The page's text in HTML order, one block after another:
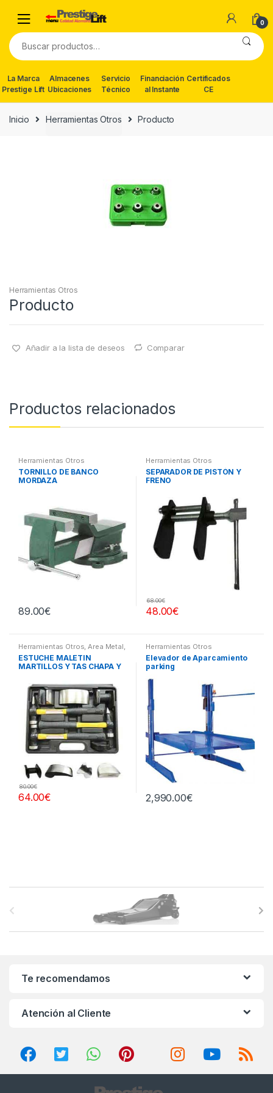
navigation
content
0
Buscar
por:
La Marca
Prestige Lift
Almacenes
Ubicaciones
Servicio
Técnico
Financiación
al Instante
Certificados
CE
Inicio Herramientas Otros Producto
Herramientas Otros
Producto
Añadir a la lista de deseos Comparar
Productos relacionados
Herramientas Otros
TORNILLO DE BANCO
MORDAZA
89.00€
Herramientas Otros
SEPARADOR DE PISTÓN Y
FRENO
48.00€
68.00€
Herramientas Otros,Area Metal,
Roscas, Herramientas
Pintura,Maletines Herramientas,
Extractores, Compresímetros,
ESTUCHE MALETIN
MARTILLOS Y TAS CHAPA Y
64.00€
80.00€
Herramientas Otros
Elevador de Aparcamiento
parking
2,990.00€
Te recomendamos
Atención al Cliente